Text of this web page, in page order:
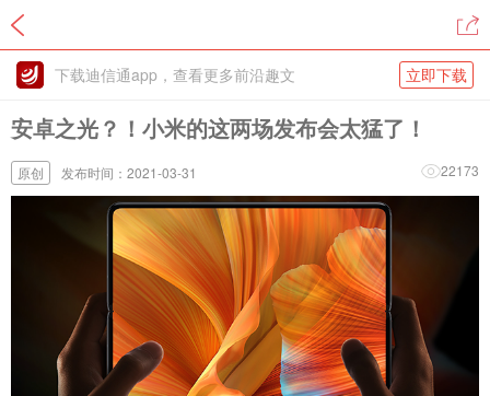
下载迪信通app，查看更多前沿趣文 立即下载
安卓之光？！小米的这两场发布会太猛了！
原创 发布时间：2021-03-31 22173